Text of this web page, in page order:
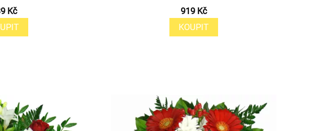
Kč
919 Kč
KOUPIT